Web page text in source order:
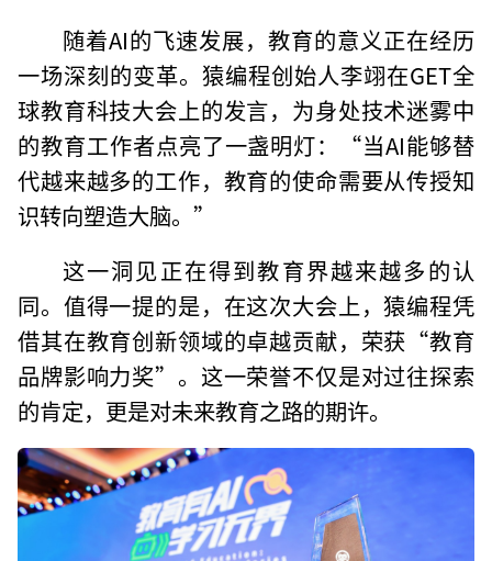
随着AI的飞速发展，教育的意义正在经历
一场深刻的变革。猿编程创始人李翊在GET全
球教育科技大会上的发言，为身处技术迷雾中
的教育工作者点亮了一盏明灯：“当AI能够替
代越来越多的工作，教育的使命需要从传授知
识转向塑造大脑。”
这一洞见正在得到教育界越来越多的认
同。值得一提的是，在这次大会上，猿编程凭
借其在教育创新领域的卓越贡献，荣获“教育
品牌影响力奖”。这一荣誉不仅是对过往探索
的肯定，更是对未来教育之路的期许。